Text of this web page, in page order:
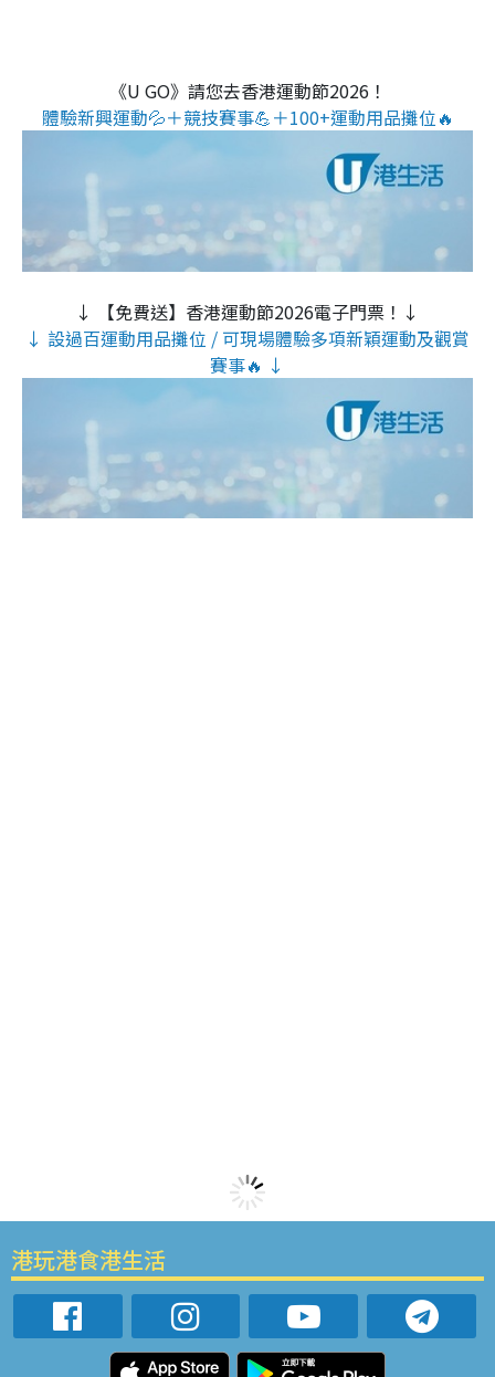
《U GO》請您去香港運動節2026！
體驗新興運動💦＋競技賽事💪＋100+運動用品攤位🔥
↓ 【免費送】香港運動節2026電子門票！↓
↓ 設過百運動用品攤位 / 可現場體驗多項新穎運動及觀賞
賽事🔥 ↓
港玩港食港生活